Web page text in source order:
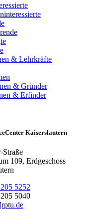
& Lehrkräfte
& Gründer
& Erfinder
Kaiserslautern
109, Erdgeschoss
5252
5040